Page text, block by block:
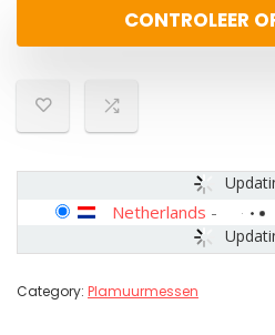
CONTROLEER
Netherlands -
Category: Plamuurmessen